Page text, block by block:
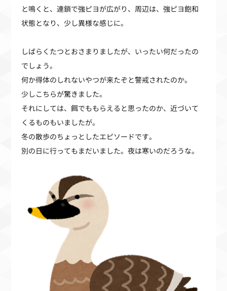
と鳴くと、連鎖で強ピヨが広がり、周辺は、強ピヨ飽和
状態となり、少し異様な感じに。
しばらくたつとおさまりましたが、いったい何だったの
でしょう。
何か得体のしれないやつが来たぞと警戒されたのか。
少しこちらが驚きました。
それにしては、餌でももらえると思ったのか、近づいて
くるものもいましたが。
冬の散歩のちょっとしたエピソードです。
別の日に行ってもまだいました。夜は寒いのだろうな。